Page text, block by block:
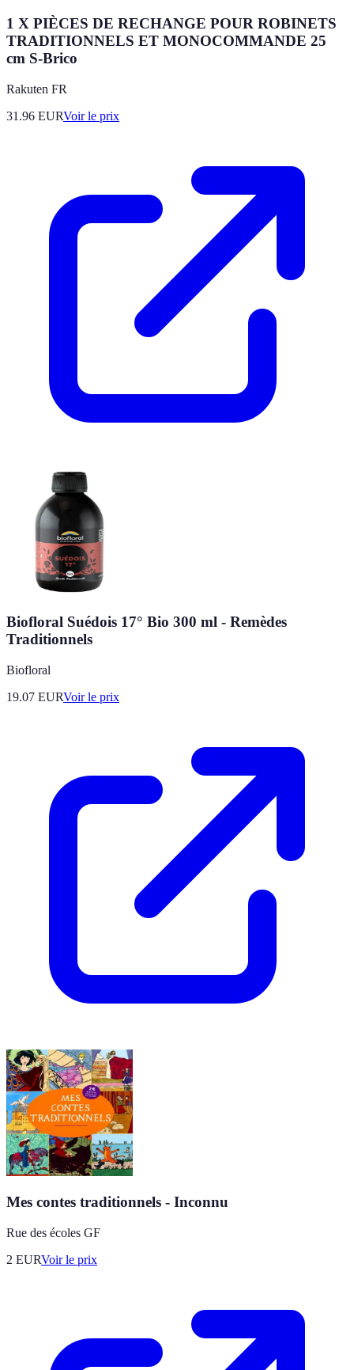
1 X PIÈCES DE RECHANGE POUR ROBINETS
TRADITIONNELS ET MONOCOMMANDE 25
cm S-Brico
Rakuten FR
31.96 EURVoir le prix
Biofloral Suédois 17° Bio 300 ml - Remèdes
Traditionnels
Biofloral
19.07 EURVoir le prix
Mes contes traditionnels - Inconnu
Rue des écoles GF
2 EURVoir le prix